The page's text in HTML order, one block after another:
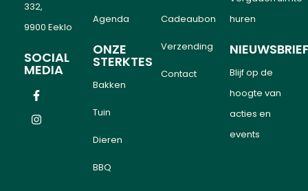
332,
9900 Eeklo
SOCIAL
MEDIA
Agenda
ONZE
STERKTES
Bakken
Tuin
Dieren
BBQ
Cadeaubon
Verzending
Contact
huren
Blijf op de
hoogte van
acties en
events